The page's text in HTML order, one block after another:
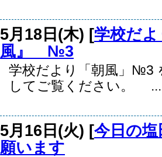
5月18日(木) [学校だ
風』 №3
学校だより「朝風」№3
してご覧ください。 ...
5月16日(火) [今日の塩
願います